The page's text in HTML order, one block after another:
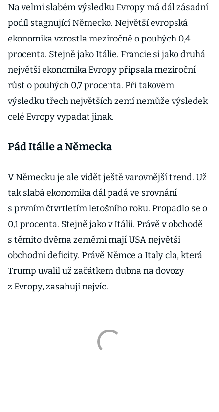
Na velmi slabém výsledku Evropy má dál zásadní
podíl stagnující Německo. Největší evropská
ekonomika vzrostla meziročně o pouhých 0,4
procenta. Stejně jako Itálie. Francie si jako druhá
největší ekonomika Evropy připsala meziroční
růst o pouhých 0,7 procenta. Při takovém
výsledku třech největších zemí nemůže výsledek
celé Evropy vypadat jinak.
Pád Itálie a Německa
V Německu je ale vidět ještě varovnější trend. Už
tak slabá ekonomika dál padá ve srovnání
s prvním čtvrtletím letošního roku. Propadlo se o
0,1 procenta. Stejně jako v Itálii. Právě v obchodě
s těmito dvěma zeměmi mají USA největší
obchodní deficity. Právě Němce a Italy cla, která
Trump uvalil už začátkem dubna na dovozy
z Evropy, zasahují nejvíc.